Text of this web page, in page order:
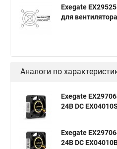
Exegate
для
Аналоги по
Exegate
24В DC
Exegate
24В DC